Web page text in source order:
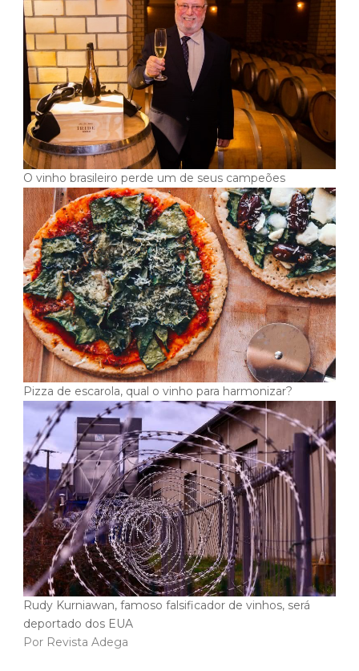
O vinho brasileiro perde um de seus campeões
Pizza de escarola, qual o vinho para harmonizar?
Rudy Kurniawan, famoso falsificador de vinhos, será
deportado dos EUA
Por Revista Adega